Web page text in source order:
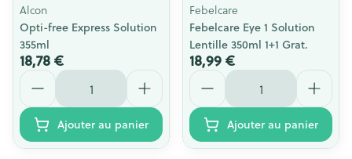
Alcon
Opti-free Express Solution
355ml
18,78 €
Quantité
Ajouter au panier
Febelcare
Febelcare Eye 1 Solution
Lentille 350ml 1+1 Grat.
18,99 €
Quantité
Ajouter au panier